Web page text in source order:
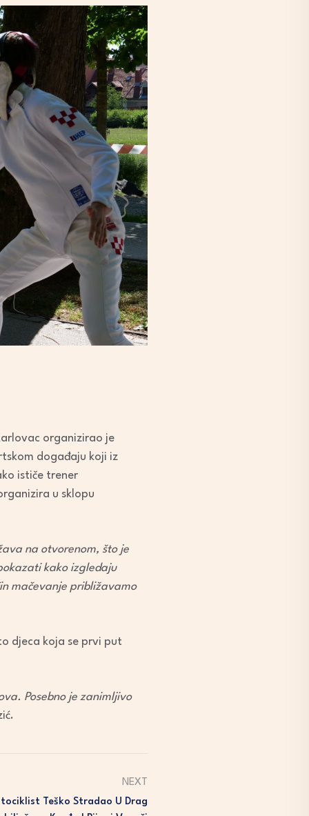
organizirao je
događaju koji iz
ističe trener
u sklopu
na otvorenom, što je
kako izgledaju
mačevanje približavamo
djeca koja se prvi put
Posebno je zanimljivo
NEXT
Teško Stradao U Drag